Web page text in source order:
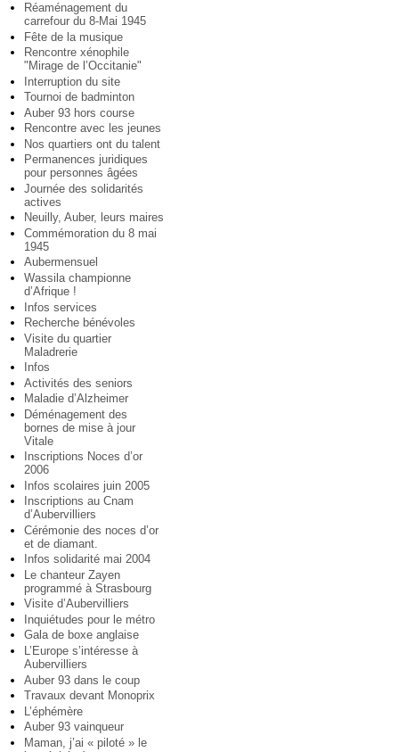
Réaménagement du
carrefour du 8-Mai 1945
Fête de la musique
Rencontre xénophile
"Mirage de l’Occitanie"
Interruption du site
Tournoi de badminton
Auber 93 hors course
Rencontre avec les jeunes
Nos quartiers ont du talent
Permanences juridiques
pour personnes âgées
Journée des solidarités
actives
Neuilly, Auber, leurs maires
Commémoration du 8 mai
1945
Aubermensuel
Wassila championne
d’Afrique !
Infos services
Recherche bénévoles
Visite du quartier
Maladrerie
Infos
Activités des seniors
Maladie d’Alzheimer
Déménagement des
bornes de mise à jour
Vitale
Inscriptions Noces d’or
2006
Infos scolaires juin 2005
Inscriptions au Cnam
d’Aubervilliers
Cérémonie des noces d’or
et de diamant.
Infos solidarité mai 2004
Le chanteur Zayen
programmé à Strasbourg
Visite d’Aubervilliers
Inquiétudes pour le métro
Gala de boxe anglaise
L’Europe s’intéresse à
Aubervilliers
Auber 93 dans le coup
Travaux devant Monoprix
L’éphémère
Auber 93 vainqueur
Maman, j’ai « piloté » le